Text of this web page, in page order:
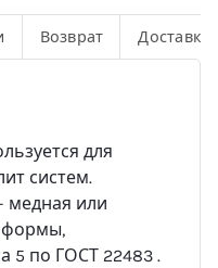
Возврат Доставка
для
систем.
медная или
формы,
5 по ГОСТ 22483 .